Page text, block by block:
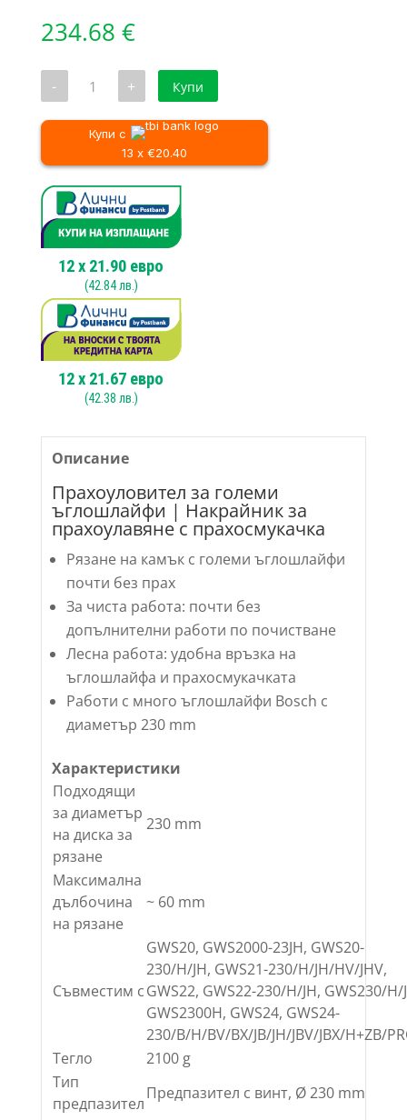
234.68 €
- количество
Прахоуловител
за
големи
ъглошлайфи
Bosch
230
FC-
S
|
Накрайник
за
прахоулавяне
+ Купи
Купи с
13 x €20.40
12x 21.90 евро
(42.84лв.)
12x 21.67 евро
(42.38 лв.)
Описание
Прахоуловител за големи
ъглошлайфи | Накрайник за
прахоулавяне с прахосмукачка
Рязане на камък с големи ъглошлайфи
почти без прах
За чиста работа: почти без
допълнителни работи по почистване
Лесна работа: удобна връзка на
ъглошлайфа и прахосмукачката
Работи с много ъглошлайфи Bosch с
диаметър 230 mm
Характеристики
Подходящи
за диаметър
на диска за
рязане
230 mm
Максимална
дълбочина
на рязане
~ 60 mm
Съвместим с
GWS20, GWS2000-23JH, GWS20-
230/H/JH, GWS21-230/H/JH/HV/JHV,
GWS22, GWS22-230/H/JH, GWS230/H/
GWS2300H, GWS24, GWS24-
230/B/H/BV/BX/JB/JH/JBV/JBX/H+ZB/
Тегло
2100 g
Тип
предпазител
Предпазител с винт, Ø 230 mm